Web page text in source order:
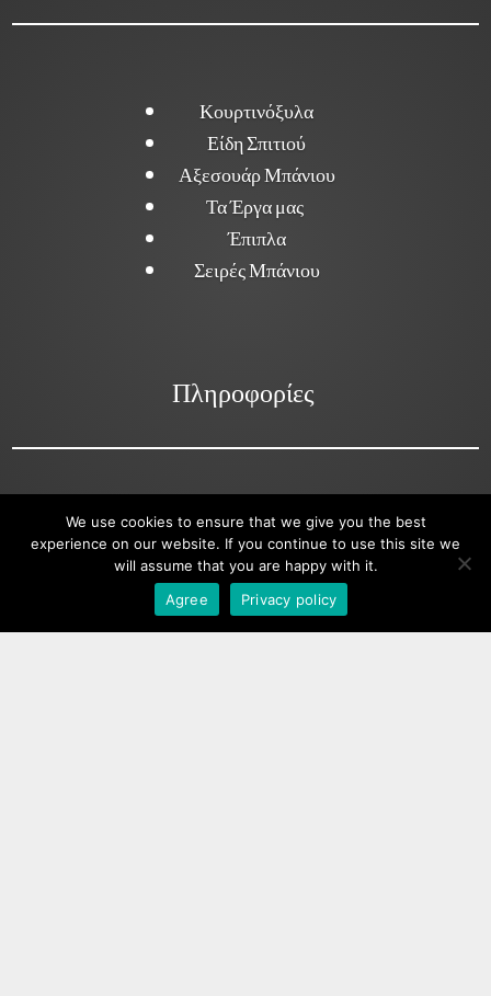
Κουρτινόξυλα
Είδη Σπιτιού
Αξεσουάρ Μπάνιου
Τα Έργα μας
Έπιπλα
Σειρές Μπάνιου
Πληροφορίες
Εταιρεία
Όροι Χρήσης
GTPR
We use cookies to ensure that we give you the best
experience on our website. If you continue to use this site we
will assume that you are happy with it.
Agree
Privacy policy
Viber